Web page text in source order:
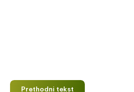
Prethodni tekst